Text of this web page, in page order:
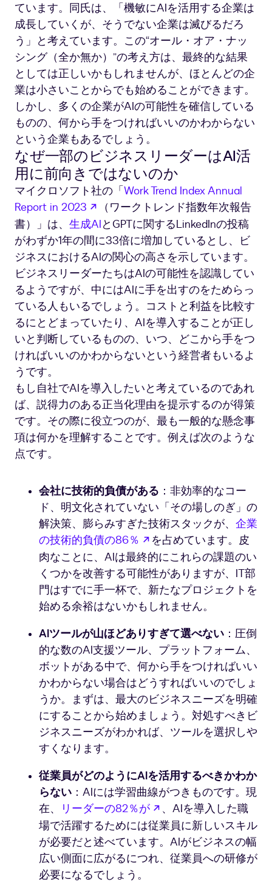
ています。同氏は、「機敏にAIを活用する企業は
成長していくが、そうでない企業は滅びるだろ
う」と考えています。この“オール・オア・ナッ
シング（全か無か）”の考え方は、最終的な結果
としては正しいかもしれませんが、ほとんどの企
業は小さいことからでも始めることができます。
しかし、多くの企業がAIの可能性を確信している
ものの、何から手をつければいいのかわからない
という企業もあるでしょう。
なぜ一部のビジネスリーダーはAI活
用に前向きではないのか
マイクロソフト社の「Work Trend Index Annual
Report in 2023
新しいタブで開く
（ワークトレンド指数年次報告
書）」は、 生成AIとGPTに関するLinkedInの投稿
がわずか1年の間に33倍に増加しているとし、ビ
ジネスにおけるAIの関心の高さを示しています。
ビジネスリーダーたちはAIの可能性を認識してい
るようですが、中にはAIに手を出すのをためらっ
ている人もいるでしょう。コストと利益を比較す
るにとどまっていたり、AIを導入することが正し
いと判断しているものの、いつ、どこから手をつ
ければいいのかわからないという経営者もいるよ
うです。
もし自社でAIを導入したいと考えているのであれ
ば、説得力のある正当化理由を提示するのが得策
です。その際に役立つのが、最も一般的な懸念事
項は何かを理解することです。例えば次のような
点です。
会社に技術的負債がある ：非効率的なコー
ド、明文化されていない「その場しのぎ」の
解決策、膨らみすぎた技術スタックが、 企業
の技術的負債の86％
新しいタブで開く
を占めています。皮
肉なことに、AIは最終的にこれらの課題のい
くつかを改善する可能性がありますが、IT部
門はすでに手一杯で、新たなプロジェクトを
始める余裕はないかもしれません。
AIツールが山ほどありすぎて選べない ：圧倒
的な数のAI支援ツール、プラットフォーム、
ボットがある中で、何から手をつければいい
かわからない場合はどうすればいいのでしょ
うか。まずは、最大のビジネスニーズを明確
にすることから始めましょう。対処すべきビ
ジネスニーズがわかれば、ツールを選択しや
すくなります。
従業員がどのようにAIを活用するべきかわか
らない ：AIには学習曲線がつきものです。現
在、
リーダーの82％が 新しいタブで開く
、AIを導入した職
場で活躍するためには従業員に新しいスキル
が必要だと述べています。AIがビジネスの幅
広い側面に広がるにつれ、従業員への研修が
必要になるでしょう。